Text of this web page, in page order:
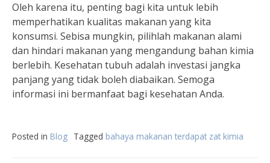
Oleh karena itu, penting bagi kita untuk lebih
memperhatikan kualitas makanan yang kita
konsumsi. Sebisa mungkin, pilihlah makanan alami
dan hindari makanan yang mengandung bahan kimia
berlebih. Kesehatan tubuh adalah investasi jangka
panjang yang tidak boleh diabaikan. Semoga
informasi ini bermanfaat bagi kesehatan Anda.
Posted in Blog Tagged bahaya makanan terdapat zat kimia